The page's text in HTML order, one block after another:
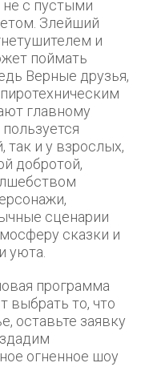
с пустыми
Злейший
и
поймать
Верные друзья,
главному
так и у взрослых,
добротой,
сценарии
сказки и
уюта.
программа
выбрать то, что
оставьте заявку
огненное шоу